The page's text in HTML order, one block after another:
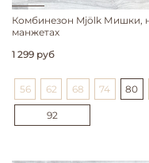
Комбинезон Mjölk Мишки,
манжетах
1 299 руб
56 62 68 74 80
92